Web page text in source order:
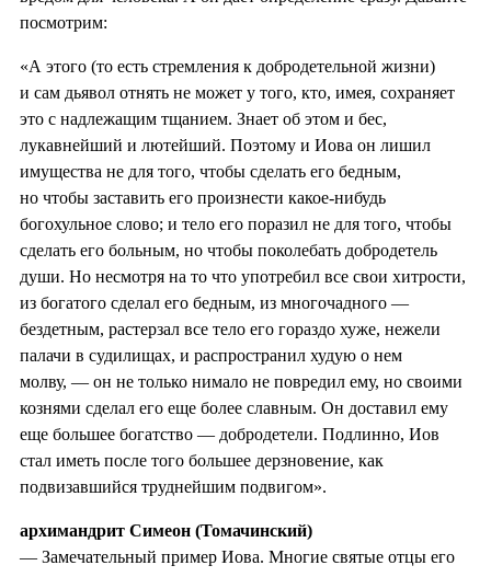
посмотрим:
«А этого (то есть стремления к добродетельной жизни)
и сам дьявол отнять не может у того, кто, имея, сохраняет
это с надлежащим тщанием. Знает об этом и бес,
лукавнейший и лютейший. Поэтому и Иова он лишил
имущества не для того, чтобы сделать его бедным,
но чтобы заставить его произнести какое-нибудь
богохульное слово; и тело его поразил не для того, чтобы
сделать его больным, но чтобы поколебать добродетель
души. Но несмотря на то что употребил все свои хитрости,
из богатого сделал его бедным, из многочадного —
бездетным, растерзал все тело его гораздо хуже, нежели
палачи в судилищах, и распространил худую о нем
молву, — он не только нимало не повредил ему, но своими
кознями сделал его еще более славным. Он доставил ему
еще большее богатство — добродетели. Подлинно, Иов
стал иметь после того большее дерзновение, как
подвизавшийся труднейшим подвигом».
архимандрит Симеон (Томачинский)
— Замечательный пример Иова. Многие святые отцы его